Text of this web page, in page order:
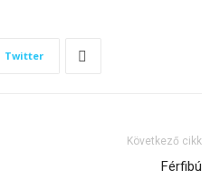
Twitter
Következő cikk
Férfibú